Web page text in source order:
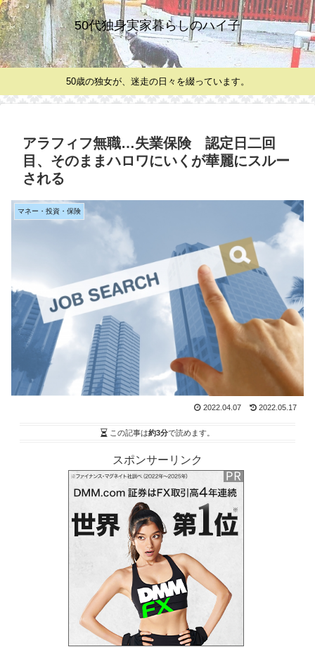
50代独身実家暮らしのハイ子
50歳の独女が、迷走の日々を綴っています。
アラフィフ無職…失業保険 認定日二回
目、そのままハロワにいくが華麗にスルー
される
マネー・投資・保険
2022.04.07 2022.05.17
この記事は約3分で読めます。
スポンサーリンク